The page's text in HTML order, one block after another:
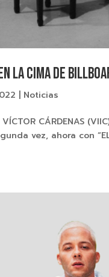
LA CIMA DE
Noticias
CÁRDENAS
vez, ahora con